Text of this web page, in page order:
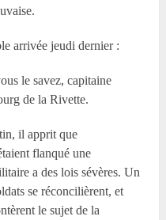
arrivée jeudi dernier :
le savez, capitaine
de la Rivette.
il apprit que
flanqué une
a des lois sévères. Un
se réconcilièrent, et
le sujet de la